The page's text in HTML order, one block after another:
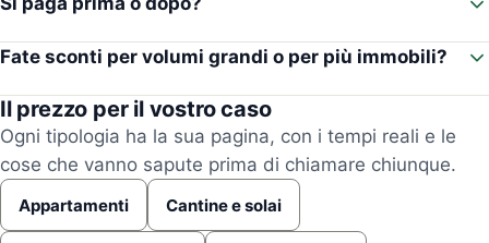
Fate sconti per volumi grandi o per più immobili?
Il prezzo per il vostro caso
Ogni tipologia ha la sua pagina, con i tempi reali e le
cose che vanno sapute prima di chiamare chiunque.
Appartamenti Cantine e solai